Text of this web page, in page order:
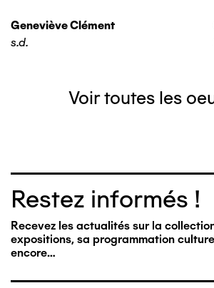
Geneviève Clément
s.d.
Voir toutes les
Restez informés !
Recevez les actualités sur la
expositions, sa programmation
encore…